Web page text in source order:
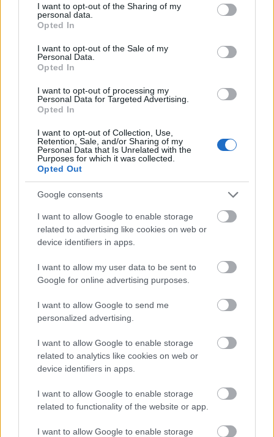
not limited to your visit or usage behaviour. You may click to
grant or deny consent to Google and its third-party tags to
use your data for below specified purposes in below Google
consent section.
I want to opt-out of the Sharing of my
personal data.
Opted In
I want to opt-out of the Sale of my
Personal Data.
Opted In
I want to opt-out of processing my
Personal Data for Targeted Advertising.
Opted In
I want to opt-out of Collection, Use,
Retention, Sale, and/or Sharing of my
Personal Data that Is Unrelated with the
Purposes for which it was collected.
Opted Out
Google consents
I want to allow Google to enable storage
related to advertising like cookies on web or
device identifiers in apps.
I want to allow my user data to be sent to
Google for online advertising purposes.
I want to allow Google to send me
personalized advertising.
I want to allow Google to enable storage
related to analytics like cookies on web or
device identifiers in apps.
I want to allow Google to enable storage
related to functionality of the website or app.
I want to allow Google to enable storage
Országos hírek
Ferenc Egyetem
Kiemelt fontosságú a Gál Ferenc Egyetem számára a jövőbe
mutató szakmai felkészültség átadása, a folyamatos szakmai
fejlődés támogatása.
A lakosságra is fontos szerep hárul a szúnyoginvázió
elkerülésében
Folytatódik a szúnyogírtás szerte az országban. Az ázsiai
tigrisszúnyog a vízhiány ellenére is talál szaporodási helyet a
vödrökben, gyermekjátékokban.
Országos hírek
Túlfogyasztás napja - július 30-ra felhasználta az
emberiség a Föld egész évre elegendő erőforrásait
Ma van idén a túlfogyasztás világnapja: az emberiség eddigre
használta fel mindazokat a természeti erőforrásokat, amelyeket
bolygónk egy év alatt képes megújítani. Ettől a naptól kezdve
ökológiai értelemben már „hitelből élünk” – hívta fel a figyelmet
közleményében a WWF Magyarország.
Helyi hírek
Beindult az őszibarackszezon, szeptemberig élvezhetjük
A világon évente mintegy 25 millió tonna őszibarack terem, Kína